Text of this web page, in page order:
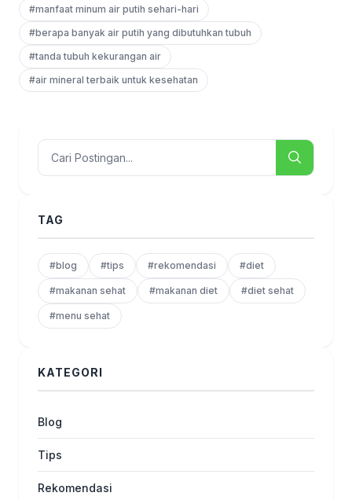
#manfaat minum air putih sehari-hari
#berapa banyak air putih yang dibutuhkan tubuh
#tanda tubuh kekurangan air
#air mineral terbaik untuk kesehatan
TAG
#blog #tips #rekomendasi #diet
#makanan sehat #makanan diet #diet sehat
#menu sehat
KATEGORI
Blog
Tips
Rekomendasi